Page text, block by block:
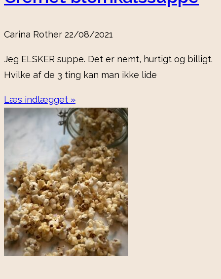
Carina Rother 22/08/2021
Jeg ELSKER suppe. Det er nemt, hurtigt og billigt.
Hvilke af de 3 ting kan man ikke lide
Læs indlægget »